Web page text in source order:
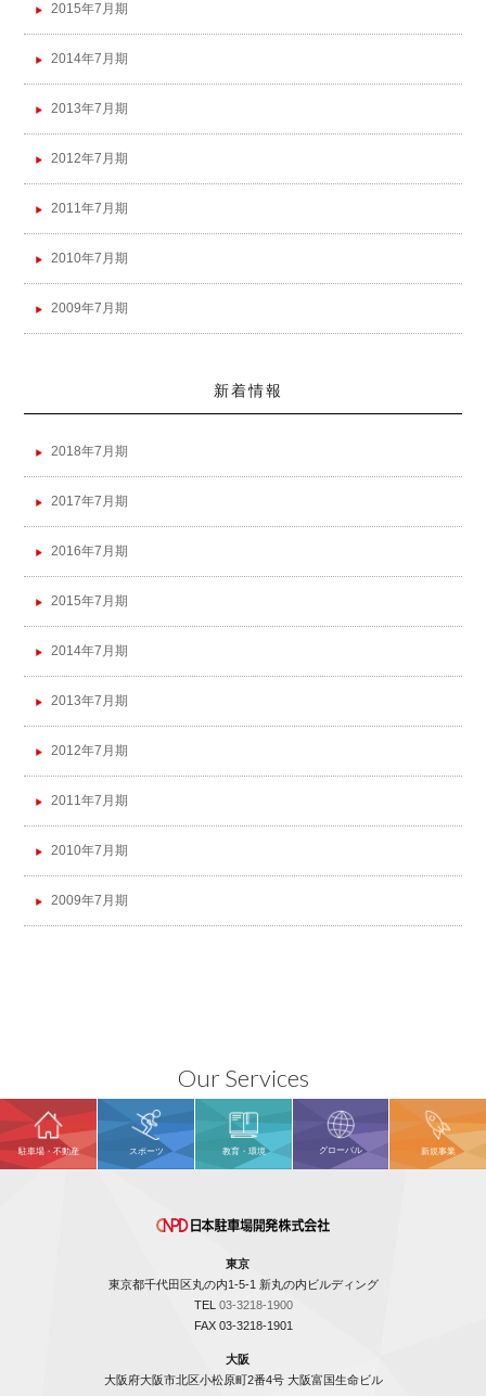
2015年7月期
2014年7月期
2013年7月期
2012年7月期
2011年7月期
2010年7月期
2009年7月期
新着情報
2018年7月期
2017年7月期
2016年7月期
2015年7月期
2014年7月期
2013年7月期
2012年7月期
2011年7月期
2010年7月期
2009年7月期
Our Services
駐車場・不動産 スポーツ 教育・環境 グローバル 新規事業
東京
東京都千代田区丸の内1-5-1 新丸の内ビルディング
TEL 03-3218-1900
FAX 03-3218-1901
大阪
大阪府大阪市北区小松原町2番4号 大阪富国生命ビル